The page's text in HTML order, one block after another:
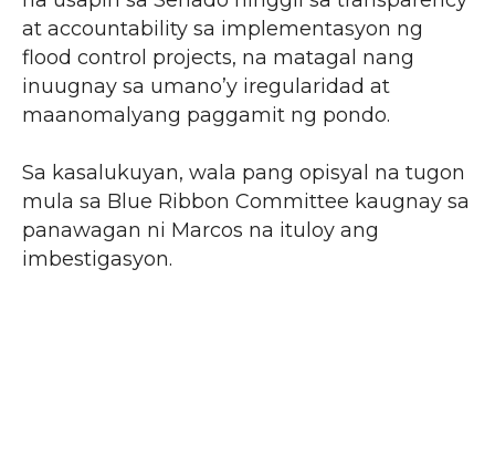
at accountability sa implementasyon ng
flood control projects, na matagal nang
inuugnay sa umano’y iregularidad at
maanomalyang paggamit ng pondo.
Sa kasalukuyan, wala pang opisyal na tugon
mula sa Blue Ribbon Committee kaugnay sa
panawagan ni Marcos na ituloy ang
imbestigasyon.